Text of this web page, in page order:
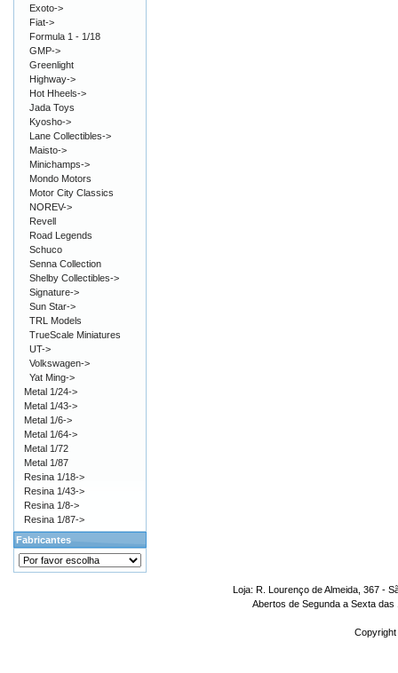
Exoto->
Fiat->
Formula 1 - 1/18
GMP->
Greenlight
Highway->
Hot Hheels->
Jada Toys
Kyosho->
Lane Collectibles->
Maisto->
Minichamps->
Mondo Motors
Motor City Classics
NOREV->
Revell
Road Legends
Schuco
Senna Collection
Shelby Collectibles->
Signature->
Sun Star->
TRL Models
TrueScale Miniatures
UT->
Volkswagen->
Yat Ming->
Metal 1/24->
Metal 1/43->
Metal 1/6->
Metal 1/64->
Metal 1/72
Metal 1/87
Resina 1/18->
Resina 1/43->
Resina 1/8->
Resina 1/87->
Fabricantes
Loja: R. Lourenço de Almeida, 367 -
Abertos de Segunda a Sexta